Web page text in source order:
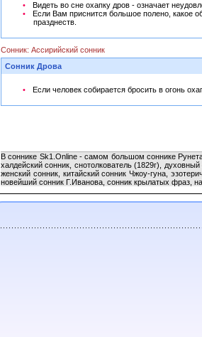
Видеть во сне охапку дров - означает
Если Вам приснится большое полено, какое
празднеств.
Сонник: Ассирийский сонник
Сонник Дрова
Если человек собирается бросить в огонь
В соннике Sk1.Online - самом большом соннике
халдейский сонник, снотолкователь (1829г),
женский сонник, китайский сонник Чжоу-гуна,
новейший сонник Г.Иванова, сонник крылатых фраз,